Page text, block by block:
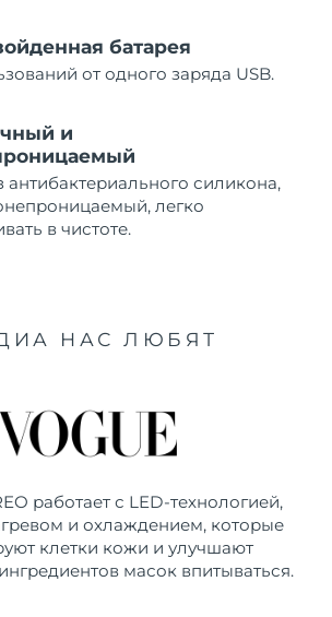
батарея
от одного заряда USB.
и
антибактериального силикона,
легко
в чистоте.
НАС ЛЮБЯТ
работает с LED-технологией,
и охлаждением, которые
клетки кожи и улучшают
масок впитываться.